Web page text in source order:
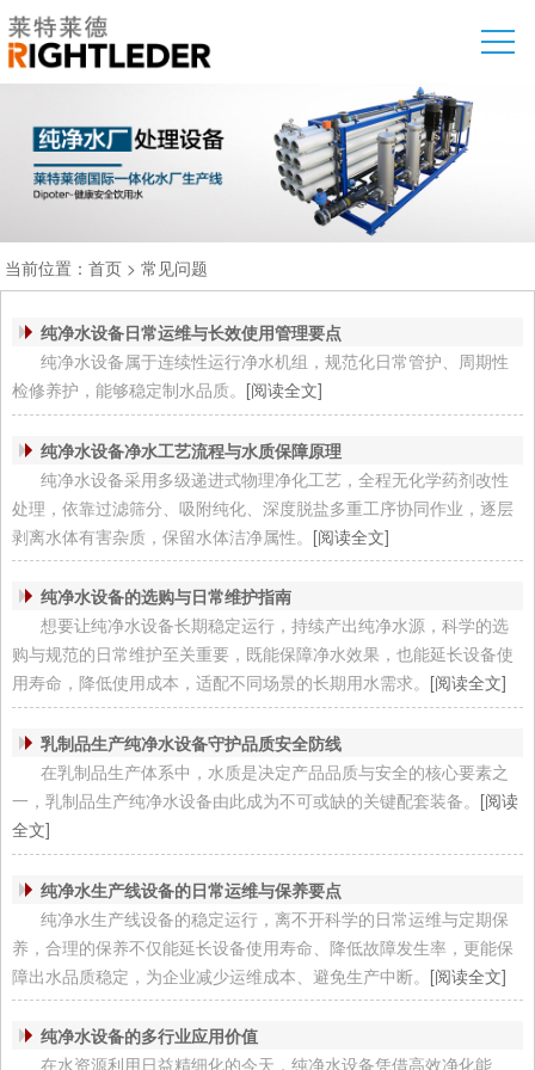
当前位置：首页 >常见问题
纯净水设备日常运维与长效使用管理要点
纯净水设备属于连续性运行净水机组，规范化日常管护、周期性
检修养护，能够稳定制水品质。 [阅读全文]
纯净水设备净水工艺流程与水质保障原理
纯净水设备采用多级递进式物理净化工艺，全程无化学药剂改性
处理，依靠过滤筛分、吸附纯化、深度脱盐多重工序协同作业，逐层
剥离水体有害杂质，保留水体洁净属性。 [阅读全文]
纯净水设备的选购与日常维护指南
想要让纯净水设备长期稳定运行，持续产出纯净水源，科学的选
购与规范的日常维护至关重要，既能保障净水效果，也能延长设备使
用寿命，降低使用成本，适配不同场景的长期用水需求。 [阅读全文]
乳制品生产纯净水设备守护品质安全防线
在乳制品生产体系中，水质是决定产品品质与安全的核心要素之
一，乳制品生产纯净水设备由此成为不可或缺的关键配套装备。 [阅读
全文]
纯净水生产线设备的日常运维与保养要点
纯净水生产线设备的稳定运行，离不开科学的日常运维与定期保
养，合理的保养不仅能延长设备使用寿命、降低故障发生率，更能保
障出水品质稳定，为企业减少运维成本、避免生产中断。 [阅读全文]
纯净水设备的多行业应用价值
在水资源利用日益精细化的今天，纯净水设备凭借高效净化能